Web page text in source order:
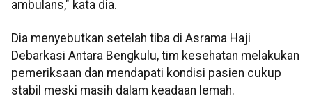
ambulans," kata dia.
Dia menyebutkan setelah tiba di Asrama Haji
Debarkasi Antara Bengkulu, tim kesehatan melakukan
pemeriksaan dan mendapati kondisi pasien cukup
stabil meski masih dalam keadaan lemah.